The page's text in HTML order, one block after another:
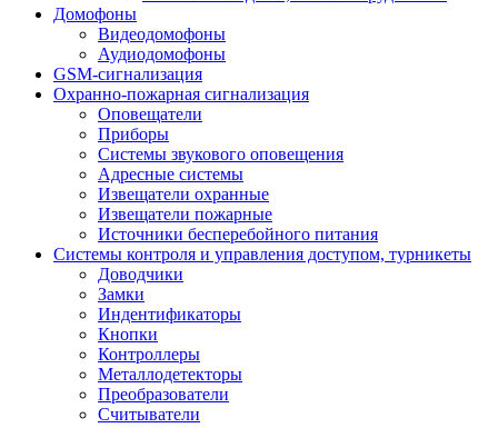
Домофоны
Видеодомофоны
Аудиодомофоны
GSM-сигнализация
Охранно-пожарная сигнализация
Оповещатели
Приборы
Системы звукового оповещения
Адресные системы
Извещатели охранные
Извещатели пожарные
Источники бесперебойного питания
Системы контроля и управления доступом, турникеты
Доводчики
Замки
Индентификаторы
Кнопки
Контроллеры
Металлодетекторы
Преобразователи
Считыватели